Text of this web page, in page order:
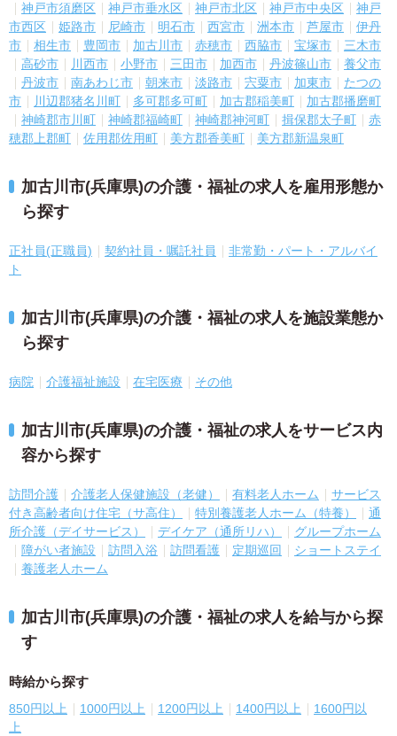
神戸市須磨区
神戸市垂水区 神戸市北区 神戸市中央区
神戸
市西区
姫路市 尼崎市 明石市 西宮市 洲本市 芦屋市
伊丹
市
相生市 豊岡市 加古川市 赤穂市 西脇市 宝塚市
三木市
高砂市
川西市 小野市 三田市 加西市 丹波篠山市
養父市
丹波市
南あわじ市 朝来市 淡路市 宍粟市 加東市
たつの
市
川辺郡猪名川町 多可郡多可町 加古郡稲美町
加古郡播磨町
神崎郡市川町
神崎郡福崎町 神崎郡神河町 揖保郡太子町
赤
穂郡上郡町
佐用郡佐用町 美方郡香美町 美方郡新温泉町
加古川市(兵庫県)の介護・福祉の求人を雇用形態か
ら探す
正社員(正職員) 契約社員・嘱託社員
非常勤・パート・アルバイ
ト
加古川市(兵庫県)の介護・福祉の求人を施設業態か
ら探す
病院 介護福祉施設 在宅医療 その他
加古川市(兵庫県)の介護・福祉の求人をサービス内
容から探す
訪問介護 介護老人保健施設（老健） 有料老人ホーム
サービス
付き高齢者向け住宅（サ高住）
特別養護老人ホーム（特養）
通
所介護（デイサービス）
デイケア（通所リハ）
グループホーム
障がい者施設
訪問入浴 訪問看護 定期巡回
ショートステイ
養護老人ホーム
加古川市(兵庫県)の介護・福祉の求人を給与から探
す
時給から探す
850円以上 1000円以上 1200円以上 1400円以上
1600円以
上